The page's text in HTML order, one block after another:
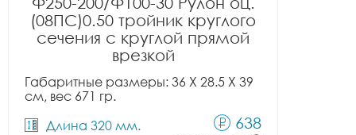
(08ПС)0.50 тройник круглого
сечения с круглой прямой
врезкой
Габаритные размеры: 36 X 28.5 X 39
см, вес 671 гр.
Длина 320 мм.
638